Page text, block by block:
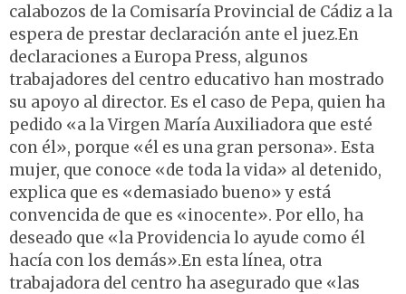
calabozos de la Comisaría Provincial de Cádiz a la
espera de prestar declaración ante el juez.En
declaraciones a Europa Press, algunos
trabajadores del centro educativo han mostrado
su apoyo al director. Es el caso de Pepa, quien ha
pedido «a la Virgen María Auxiliadora que esté
con él», porque «él es una gran persona». Esta
mujer, que conoce «de toda la vida» al detenido,
explica que es «demasiado bueno» y está
convencida de que es «inocente». Por ello, ha
deseado que «la Providencia lo ayude como él
hacía con los demás».En esta línea, otra
trabajadora del centro ha asegurado que «las